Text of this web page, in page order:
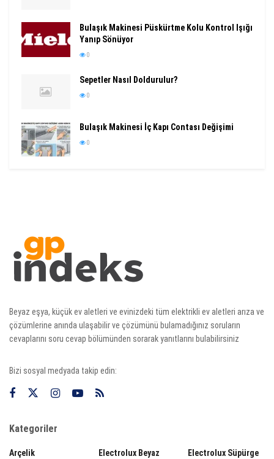
Bulaşık Makinesi Püskürtme Kolu Kontrol Işığı
Yanıp Sönüyor
0
Sepetler Nasıl Doldurulur?
0
Bulaşık Makinesi İç Kapı Contası Değişimi
0
Beyaz eşya, küçük ev aletleri ve evinizdeki tüm elektrikli ev aletleri arıza ve
çözümlerine anında ulaşabilir ve çözümünü bulamadığınız soruların
cevaplarını soru cevap bölümünden sorarak yanıtlarını bulabilirsiniz
Bizi sosyal medyada takip edin:
Kategoriler
Arçelik
Electrolux Beyaz
Electrolux Süpürge